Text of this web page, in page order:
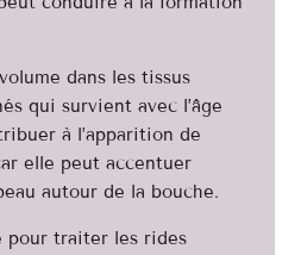
dans les tissus
qui survient avec l’âge
à l’apparition de
elle peut accentuer
autour de la bouche.
pour traiter les rides